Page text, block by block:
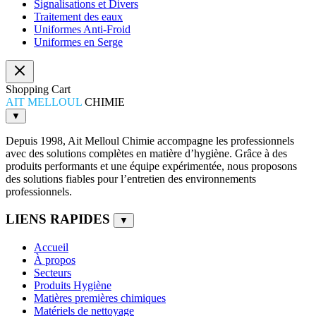
Signalisations et Divers
Traitement des eaux
Uniformes Anti-Froid
Uniformes en Serge
Shopping Cart
AIT MELLOUL CHIMIE
▼
Depuis 1998, Ait Melloul Chimie accompagne les professionnels
avec des solutions complètes en matière d’hygiène. Grâce à des
produits performants et une équipe expérimentée, nous proposons
des solutions fiables pour l’entretien des environnements
professionnels.
LIENS RAPIDES ▼
Accueil
À propos
Secteurs
Produits Hygiène
Matières premières chimiques
Matériels de nettoyage